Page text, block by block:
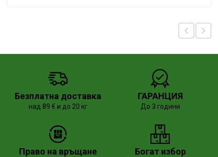
Безплатна доставка
над 89 € и до 20 кг
ГАРАНЦИЯ
До 3 години
Право на връщане Богат избор